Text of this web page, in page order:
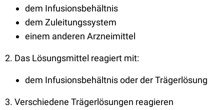
dem Infusionsbehältnis
dem Zuleitungssystem
einem anderen Arzneimittel
2. Das Lösungsmittel reagiert mit:
dem Infusionsbehältnis oder der Trägerlösung
3. Verschiedene Trägerlösungen reagieren